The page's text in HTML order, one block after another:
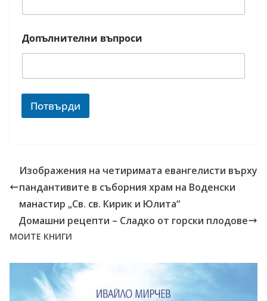
Допълнителни въпроси
Потвърди
Изображения на четиримата евангелисти върху
пандантивите в съборния храм на Воденски
манастир „Св. св. Кирик и Юлита“
Домашни рецепти – Сладко от горски плодове
МОИТЕ КНИГИ